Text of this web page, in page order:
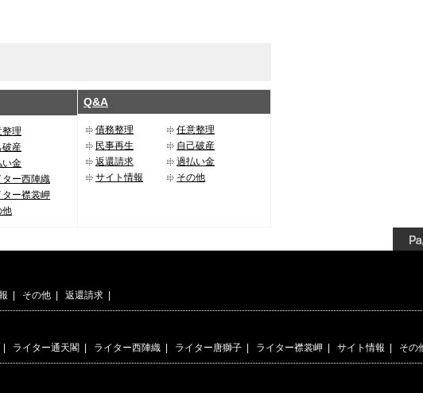
整理
破産
い金
ター西陣織
ター襟裳岬
他
Q&A
債務整理
任意整理
民事再生
自己破産
返還請求
過払い金
サイト情報
その他
| その他 | 返還請求 |
| ライター通天閣 | ライター西陣織 | ライター唐獅子 | ライター襟裳岬 | サイト情報 | その